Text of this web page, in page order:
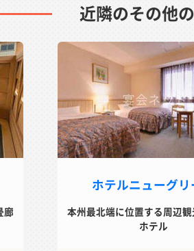
近隣のその他
廊
ホテルニューグリ
本州最北端に位置する周辺
ホテル